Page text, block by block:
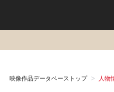
映像作品データベーストップ 人物